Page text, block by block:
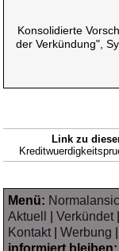
Konsolidierte
der Verkündung",
Link zu
Menü:
Aktuell
|Verkündet
Kontakt|Werbung